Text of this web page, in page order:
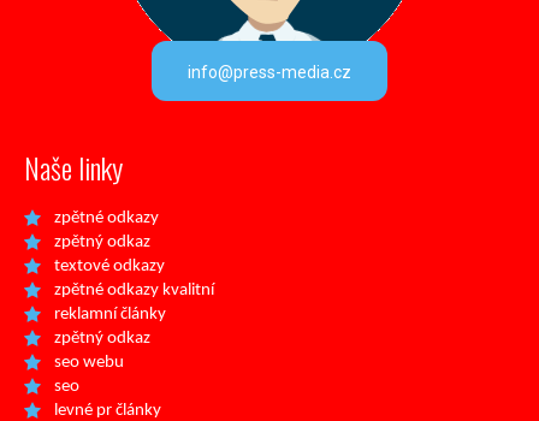
info@press-media.cz
Naše linky
zpětné odkazy
zpětný odkaz
textové odkazy
zpětné odkazy kvalitní
reklamní články
zpětný odkaz
seo webu
seo
levné pr články